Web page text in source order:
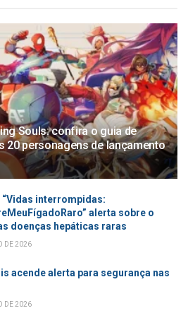
Souls: confira o guia de
20 personagens de lançamento
“Vidas interrompidas:
alerta sobre o
doenças hepáticas raras
DE 2026
acende alerta para segurança nas
DE 2026